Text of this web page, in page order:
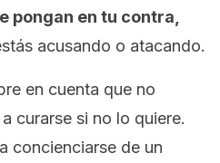
pongan en tu contra,
acusando ο atacando.
en cuenta que no
curarse si no lo quiere.
concienciarse de un